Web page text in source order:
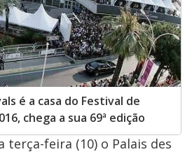
é a casa do Festival de
chega a sua 69ª edição
terça-feira (10) o Palais des